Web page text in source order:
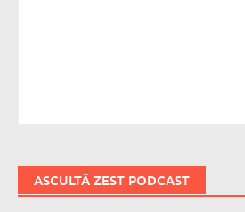
ASCULTĂ ZEST PODCAST